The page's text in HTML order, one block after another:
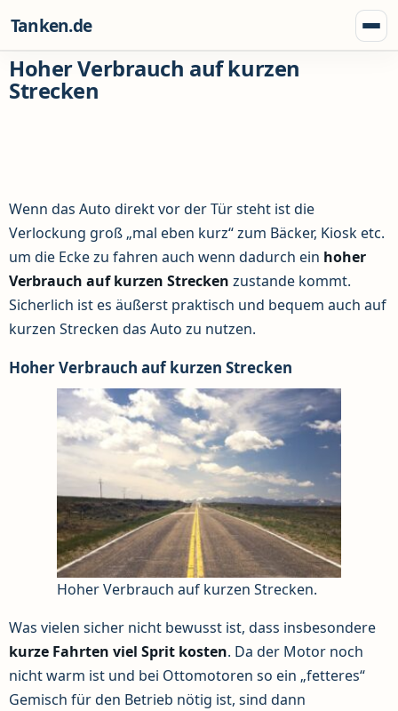
Tanken.de
Hoher Verbrauch auf kurzen
Strecken
Wenn das Auto direkt vor der Tür steht ist die
Verlockung groß „mal eben kurz“ zum Bäcker, Kiosk etc.
um die Ecke zu fahren auch wenn dadurch ein hoher
Verbrauch auf kurzen Strecken zustande kommt.
Sicherlich ist es äußerst praktisch und bequem auch auf
kurzen Strecken das Auto zu nutzen.
Hoher Verbrauch auf kurzen Strecken
Hoher Verbrauch auf kurzen Strecken.
Was vielen sicher nicht bewusst ist, dass insbesondere
kurze Fahrten viel Sprit kosten. Da der Motor noch
nicht warm ist und bei Ottomotoren so ein „fetteres“
Gemisch für den Betrieb nötig ist, sind dann